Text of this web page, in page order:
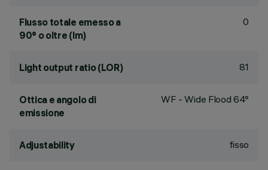
Flusso totale emesso a
90° o oltre (lm)
0
Light output ratio (LOR) 81
Ottica e angolo di
emissione
WF - Wide Flood 64°
Adjustability fisso